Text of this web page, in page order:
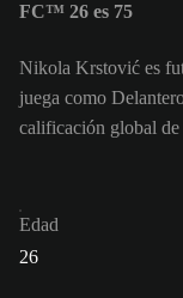
FC™ 26 es 75
Nikola Krstović es
juega como
calificación global
Edad
26